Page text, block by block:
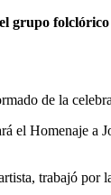
de la
Homenaje a
trabajó